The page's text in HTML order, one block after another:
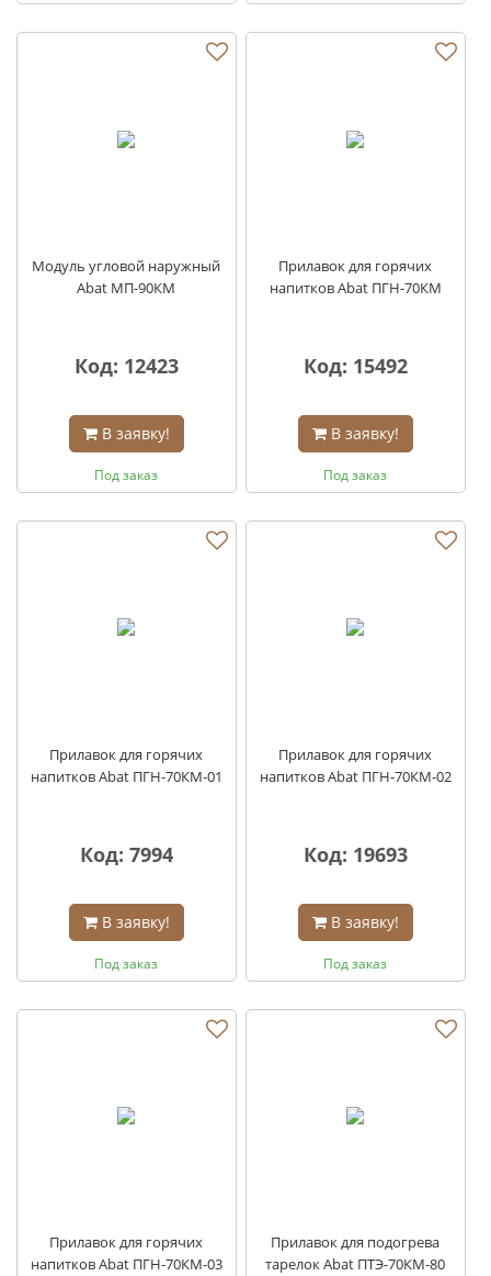
Модуль угловой наружный
Abat МП-90КМ
Код: 12423
В заявку!
Под заказ
Прилавок для горячих
напитков Abat ПГН-70КМ
Код: 15492
В заявку!
Под заказ
Прилавок для горячих
напитков Abat ПГН-70КМ-01
Код: 7994
В заявку!
Под заказ
Прилавок для горячих
напитков Abat ПГН-70КМ-02
Код: 19693
В заявку!
Под заказ
Прилавок для горячих
напитков Abat ПГН-70КМ-03
Прилавок для подогрева
тарелок Abat ПТЭ-70КМ-80